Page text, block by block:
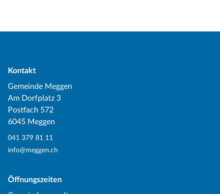
Kontakt
Gemeinde Meggen
Am Dorfplatz 3
Postfach 572
6045 Meggen
041 379 81 11
info@meggen.ch
Öffnungszeiten